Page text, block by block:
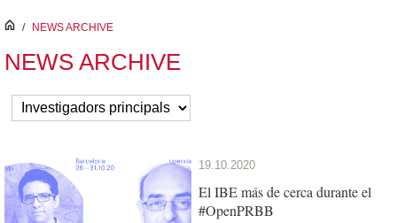
inici
/ NEWS ARCHIVE
NEWS ARCHIVE
19.10.2020
El IBE más de cerca durante el
#OpenPRBB